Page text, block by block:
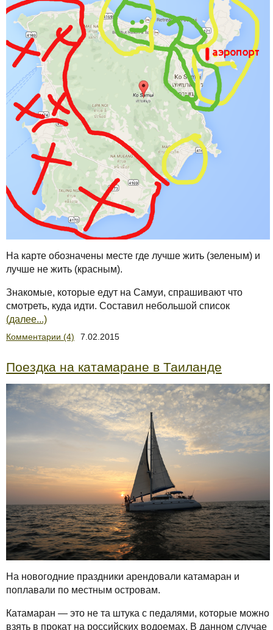
На карте обозначены месте где лучше жить (зеленым) и
лучше не жить (красным).
Знакомые, которые едут на Самуи, спрашивают что
смотреть, куда идти. Составил небольшой список
(далее...)
Комментарии (4) 7.02.2015
Поездка на катамаране в Таиланде
На новогодние праздники арендовали катамаран и
поплавали по местным островам.
Катамаран — это не та штука с педалями, которые можно
взять в прокат на российских водоемах. В данном случае